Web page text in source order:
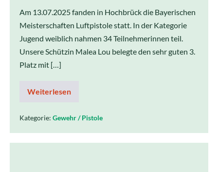
Am 13.07.2025 fanden in Hochbrück die Bayerischen
Meisterschaften Luftpistole statt. In der Kategorie
Jugend weiblich nahmen 34 Teilnehmerinnen teil.
Unsere Schützin Malea Lou belegte den sehr guten 3.
Platz mit […]
Weiterlesen
Kategorie: Gewehr / Pistole